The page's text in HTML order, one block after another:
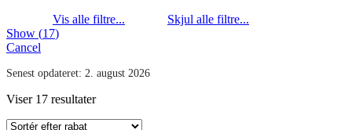
Show (17)
Cancel
Senest opdateret: 2. august 2026
Viser 17 resultater